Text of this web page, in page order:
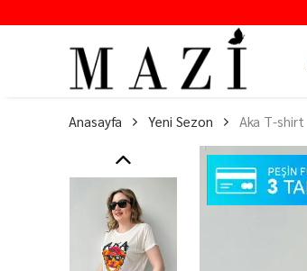
Anasayfa Yeni Sezon Aka T-shirt